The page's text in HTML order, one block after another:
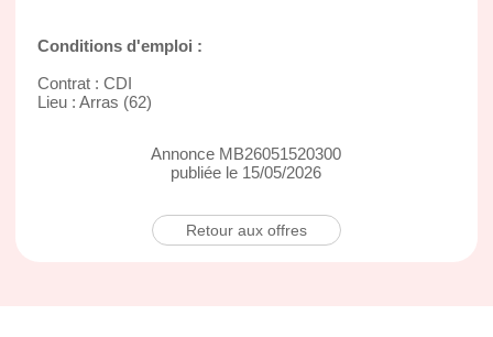
Conditions d'emploi :
Contrat : CDI
Lieu : Arras (62)
Annonce MB26051520300
publiée le 15/05/2026
Retour aux offres